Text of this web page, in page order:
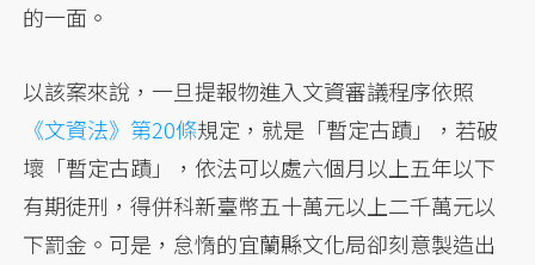
的一面。
以該案來說，一旦提報物進入文資審議程序依照
《文資法》第20條規定，就是「暫定古蹟」，若破
壞「暫定古蹟」，依法可以處六個月以上五年以下
有期徒刑，得併科新臺幣五十萬元以上二千萬元以
下罰金。可是，怠惰的宜蘭縣文化局卻刻意製造出